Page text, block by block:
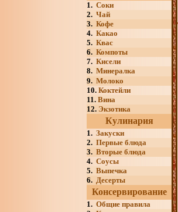
1. Соки
2. Чай
3. Кофе
4. Какао
5. Квас
6. Компоты
7. Кисели
8. Минералка
9. Молоко
10. Коктейли
11. Вина
12. Экзотика
Кулинария
1. Закуски
2. Первые блюда
3. Вторые блюда
4. Соусы
5. Выпечка
6. Десерты
Консервирование
1. Общие правила